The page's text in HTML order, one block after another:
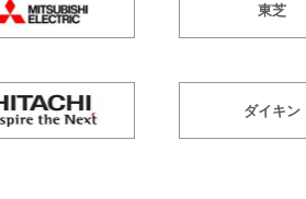
東芝
ダイキン